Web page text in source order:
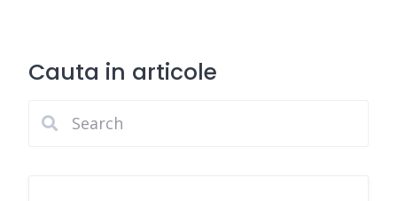
Cauta in articole